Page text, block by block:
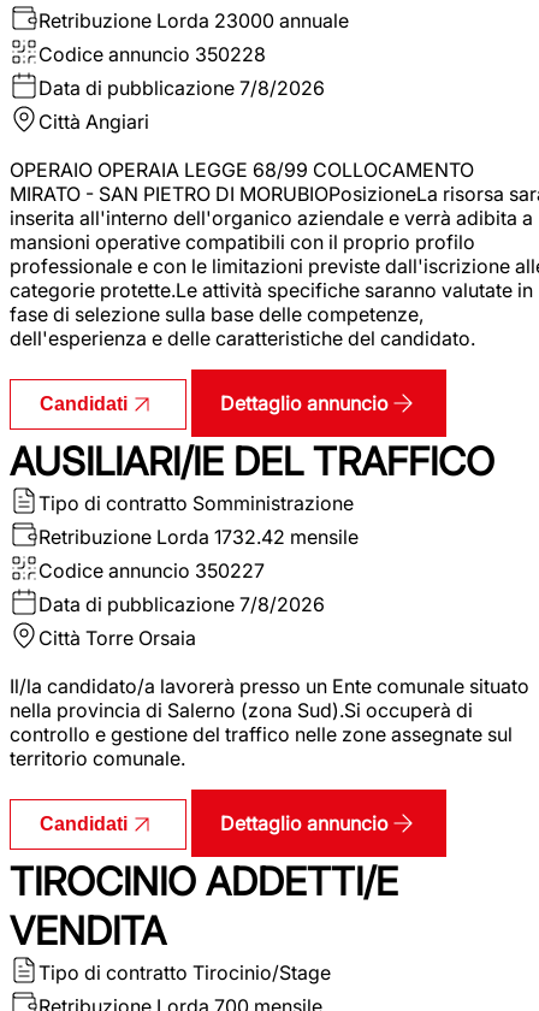
Retribuzione Lorda 23000 annuale
Codice annuncio 350228
Data di pubblicazione 7/8/2026
Città Angiari
OPERAIO OPERAIA LEGGE 68/99 COLLOCAMENTO
MIRATO - SAN PIETRO DI MORUBIOPosizioneLa risorsa
inserita all'interno dell'organico aziendale e verrà adibita a
mansioni operative compatibili con il proprio profilo
professionale e con le limitazioni previste dall'iscrizione
categorie protette.Le attività specifiche saranno valutate in
fase di selezione sulla base delle competenze,
dell'esperienza e delle caratteristiche del candidato.
Candidati Dettaglio annuncio
AUSILIARI/IE DEL TRAFFICO
Tipo di contratto Somministrazione
Retribuzione Lorda 1732.42 mensile
Codice annuncio 350227
Data di pubblicazione 7/8/2026
Città Torre Orsaia
Il/la candidato/a lavorerà presso un Ente comunale situato
nella provincia di Salerno (zona Sud).Si occuperà di
controllo e gestione del traffico nelle zone assegnate sul
territorio comunale.
Candidati Dettaglio annuncio
TIROCINIO ADDETTI/E
VENDITA
Tipo di contratto Tirocinio/Stage
Retribuzione Lorda 700 mensile